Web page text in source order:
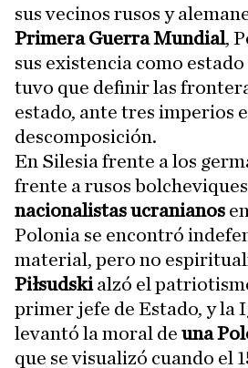
sus vecinos rusos y
Primera Guerra Mundial,
sus existencia como
tuvo que definir las
estado, ante tres imperios
descomposición.
En Silesia frente a los
frente a rusos
nacionalistas ucranianos
Polonia se encontró
material, pero no
Piłsudskialzó el
primer jefe de Estado, y la
levantó la moral de una
que se visualizó cuando el